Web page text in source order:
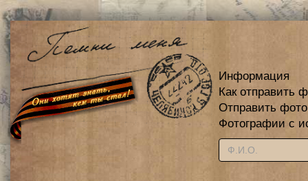
Информация
Как отправить
Отправить
Фотографии с